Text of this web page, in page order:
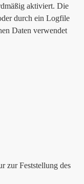
aktiviert. Die
durch ein Logfile
Daten verwendet
zur Feststellung des